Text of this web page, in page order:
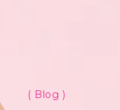
( Blog )